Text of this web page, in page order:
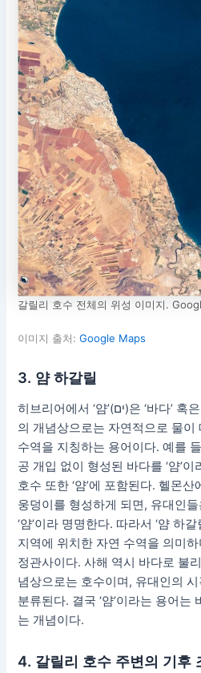
갈릴리 호수 전체의 위성 이미지.
이미지 출처:Google Maps
3. 얌 하갈릴
히브리어에서 ‘얌’(ים)은 ‘바다’ 혹은 ‘호수’를 의미하며, 유대인
의 개념상으로는 자연적으로 물이
수역을 지칭하는 용어이다. 예를
공 개입 없이 형성된 바다를 ‘얌’
호수 또한 ‘얌’에 포함된다. 헬몬
웅덩이를 형성하게 되면, 유대인
‘얌’이라 명명한다. 따라서 ‘얌 하
지역에 위치한 자연 수역을 의미하
정관사이다. 사해 역시 바다로 불
념상으로는 호수이며, 유대인의 시
분류된다. 결국 ‘얌’이라는 용어
는 개념이다.
4. 갈릴리 호수 주변의 기후